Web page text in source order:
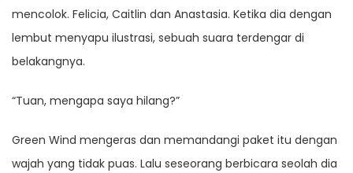
mencolok. Felicia, Caitlin dan Anastasia. Ketika dia dengan
lembut menyapu ilustrasi, sebuah suara terdengar di
belakangnya.
“Tuan, mengapa saya hilang?”
Green Wind mengeras dan memandangi paket itu dengan
wajah yang tidak puas. Lalu seseorang berbicara seolah dia